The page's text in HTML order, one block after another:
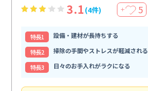
3.1 (4件) ＋ 5
特⻑1
設備・建材が長持ちする
特⻑2
掃除の手間やストレスが軽減される
特⻑3
日々のお手入れがラクになる